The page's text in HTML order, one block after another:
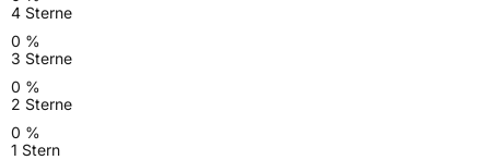
4 Sterne
0 %
3 Sterne
0 %
2 Sterne
0 %
1 Stern